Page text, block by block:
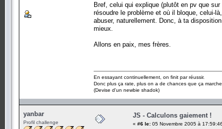
Bref, celui qui explique (plutôt en pv que
résoudre le problème et où il bloque, celui-
abuser, naturellement. Donc, à ta
mieux.
Allons en paix, mes frères.
En essayant continuellement, on finit par réussir.
Donc plus ça rate, plus on a de chances que ça
(Devise d'un newbie shadok)
yanbar
Profil challenge
JS - Calculons gaiement !
« #6 le: 05 Novembre 2005 à